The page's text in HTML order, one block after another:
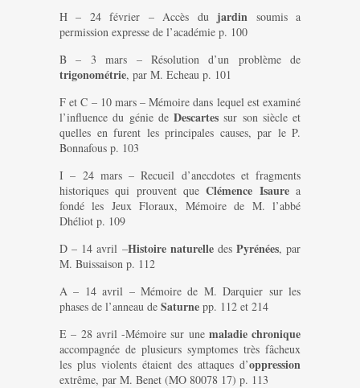
H – 24 février – Accès du jardin soumis a
permission expresse de l’académie p. 100
B – 3 mars – Résolution d’un problème de
trigonométrie, par M. Echeau p. 101
F et C – 10 mars – Mémoire dans lequel est examiné
l’influence du génie de Descartes sur son siècle et
quelles en furent les principales causes, par le P.
Bonnafous p. 103
I – 24 mars – Recueil d’anecdotes et fragments
historiques qui prouvent queClémence Isaurea
fondé les Jeux Floraux, Mémoire de M. l’abbé
Dhéliot p. 109
D – 14 avril –Histoire naturelledes Pyrénées, par
M. Buissaison p. 112
A – 14 avril – Mémoire de M. Darquier sur les
phases de l’anneau de Saturne pp. 112 et 214
E – 28 avril -Mémoire sur une maladie chronique
accompagnée de plusieurs symptomes très fâcheux
les plus violents étaient des attaques d’oppression
extrême, par M. Benet (MO 80078 17) p. 113